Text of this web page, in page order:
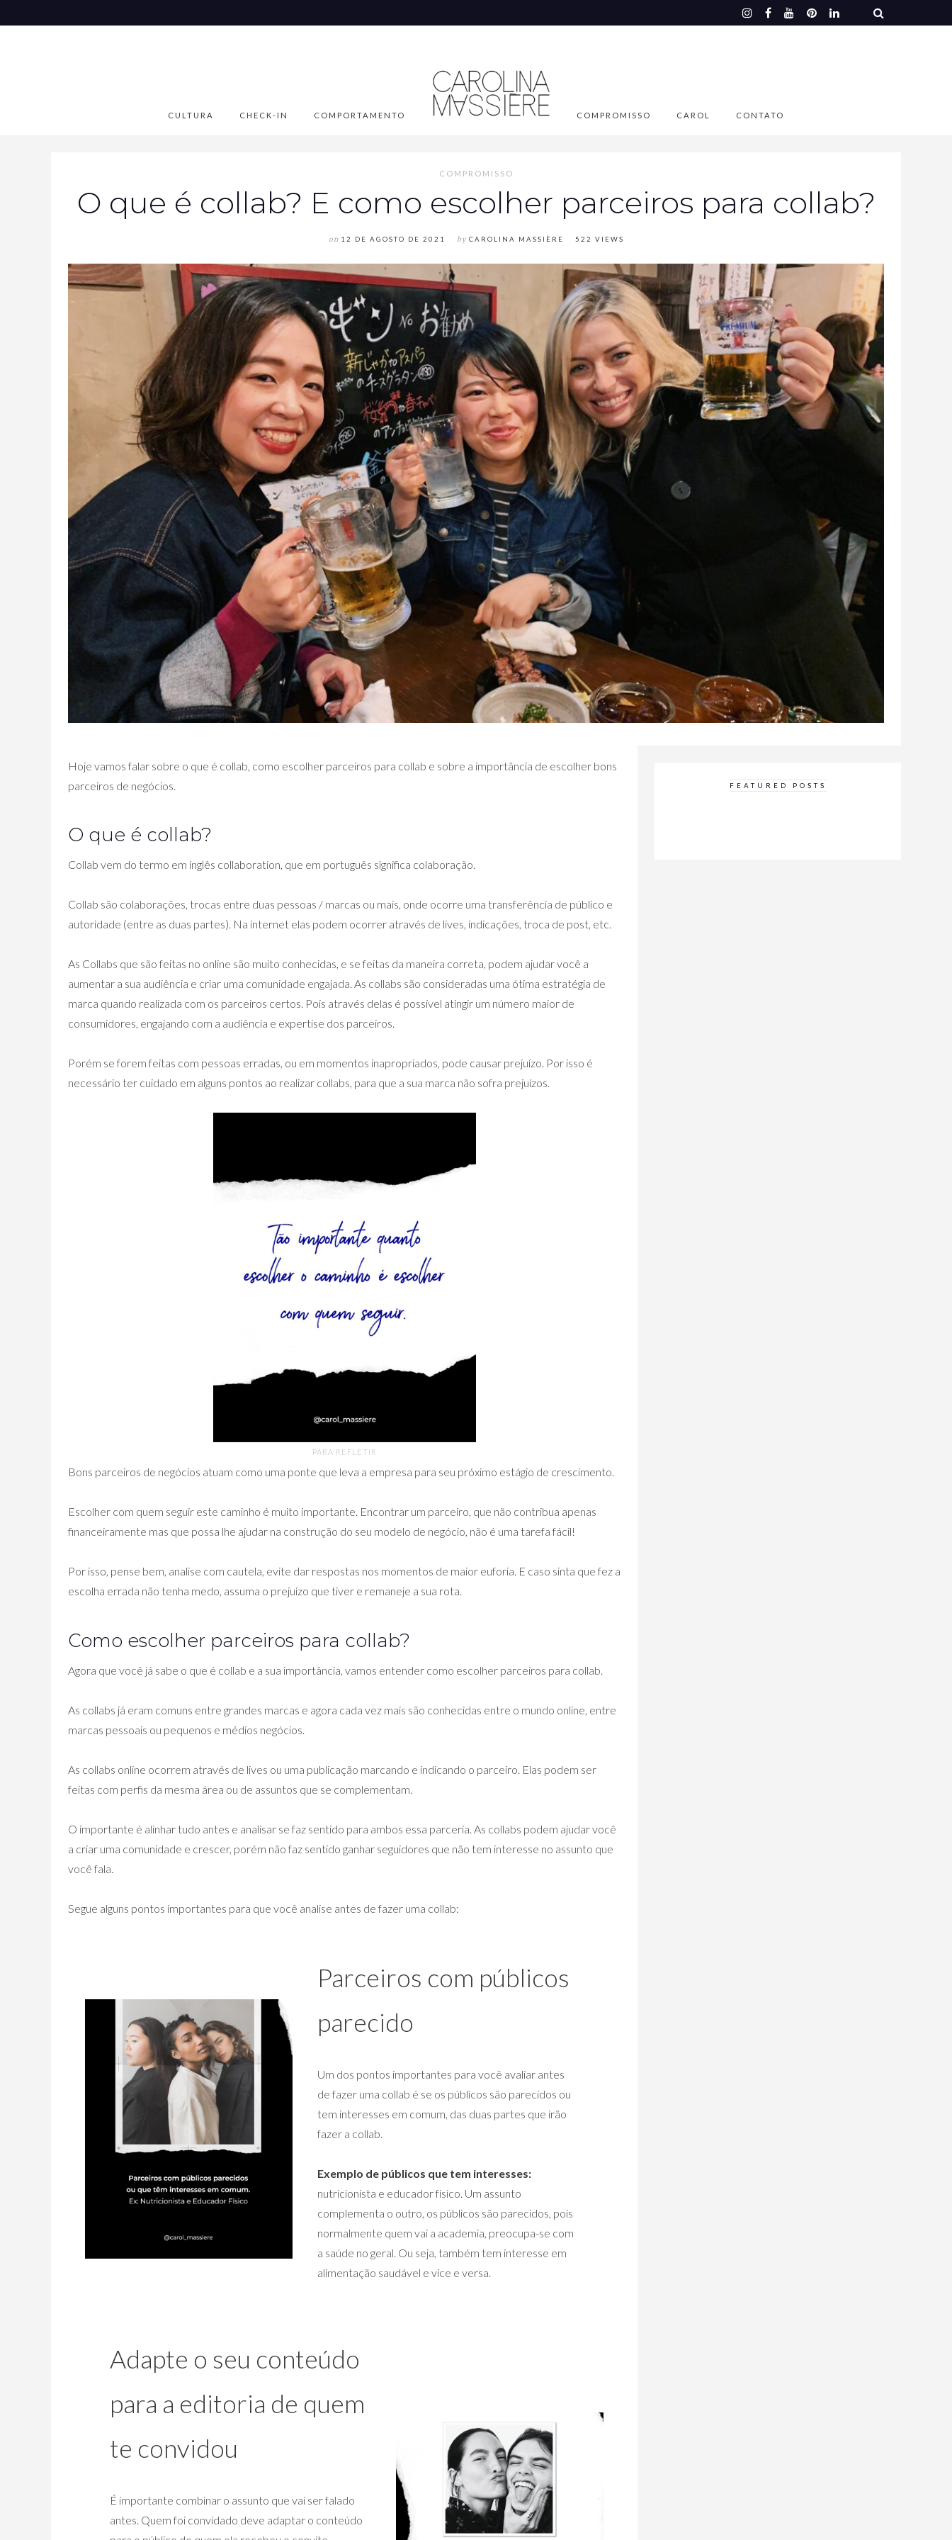
CULTURA CHECK-IN COMPORTAMENTO COMPROMISSO CAROL CONTATO
COMPROMISSO
O que é collab? E como escolher parceiros para collab?
on 12 DE AGOSTO DE 2021 by CAROLINA MASSIÈRE 522 VIEWS
Hoje vamos falar sobre o que é collab, como escolher parceiros para collab e sobre a importância de escolher bons
parceiros de negócios.
O que é collab?
Collab vem do termo em inglês collaboration, que em português significa colaboração.
Collab são colaborações, trocas entre duas pessoas / marcas ou mais, onde ocorre uma transferência de público e
autoridade (entre as duas partes). Na internet elas podem ocorrer através de lives, indicações, troca de post, etc.
As Collabs que são feitas no online são muito conhecidas, e se feitas da maneira correta, podem ajudar você a
aumentar a sua audiência e criar uma comunidade engajada. As collabs são consideradas uma ótima estratégia de
marca quando realizada com os parceiros certos. Pois através delas é possível atingir um número maior de
consumidores, engajando com a audiência e expertise dos parceiros.
Porém se forem feitas com pessoas erradas, ou em momentos inapropriados, pode causar prejuízo. Por isso é
necessário ter cuidado em alguns pontos ao realizar collabs, para que a sua marca não sofra prejuízos.
PARA REFLETIR
Bons parceiros de negócios atuam como uma ponte que leva a empresa para seu próximo estágio de crescimento.
Escolher com quem seguir este caminho é muito importante. Encontrar um parceiro, que não contribua apenas
financeiramente mas que possa lhe ajudar na construção do seu modelo de negócio, não é uma tarefa fácil!
Por isso, pense bem, analise com cautela, evite dar respostas nos momentos de maior euforia. E caso sinta que fez a
escolha errada não tenha medo, assuma o prejuízo que tiver e remaneje a sua rota.
Como escolher parceiros para collab?
Agora que você já sabe o que é collab e a sua importância, vamos entender como escolher parceiros para collab.
As collabs já eram comuns entre grandes marcas e agora cada vez mais são conhecidas entre o mundo online, entre
marcas pessoais ou pequenos e médios negócios.
As collabs online ocorrem através de lives ou uma publicação marcando e indicando o parceiro. Elas podem ser
feitas com perfis da mesma área ou de assuntos que se complementam.
O importante é alinhar tudo antes e analisar se faz sentido para ambos essa parceria. As collabs podem ajudar você
a criar uma comunidade e crescer, porém não faz sentido ganhar seguidores que não tem interesse no assunto que
você fala.
Segue alguns pontos importantes para que você analise antes de fazer uma collab:
Parceiros com públicos
parecido
Um dos pontos importantes para você avaliar antes
de fazer uma collab é se os públicos são parecidos ou
tem interesses em comum, das duas partes que irão
fazer a collab.
Exemplo de públicos que tem interesses:
nutricionista e educador físico. Um assunto
complementa o outro, os públicos são parecidos, pois
normalmente quem vai a academia, preocupa-se com
a saúde no geral. Ou seja, também tem interesse em
alimentação saudável e vice e versa.
Adapte o seu conteúdo
para a editoria de quem
te convidou
É importante combinar o assunto que vai ser falado
antes. Quem foi convidado deve adaptar o conteúdo
FEATURED POSTS